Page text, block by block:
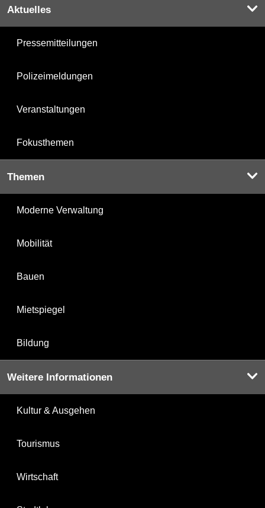
Aktuelles
Pressemitteilungen
Polizeimeldungen
Veranstaltungen
Fokusthemen
Themen
Moderne Verwaltung
Mobilität
Bauen
Mietspiegel
Bildung
Weitere Informationen
Kultur & Ausgehen
Tourismus
Wirtschaft